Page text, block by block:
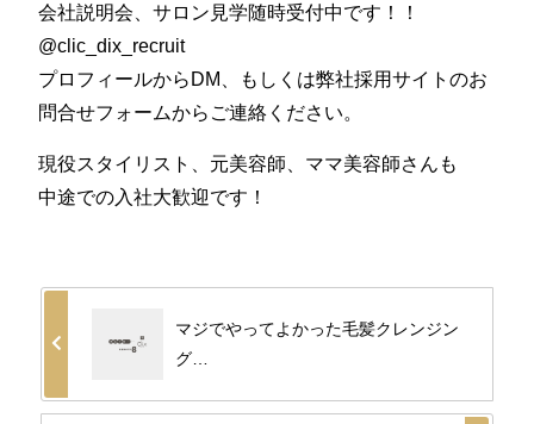
会社説明会、サロン見学随時受付中です！！
@clic_dix_recruit
プロフィールからDM、もしくは弊社採用サイトのお
問合せフォームからご連絡ください。
現役スタイリスト、元美容師、ママ美容師さんも
中途での入社大歓迎です！
マジでやってよかった毛髪クレンジン
グ…